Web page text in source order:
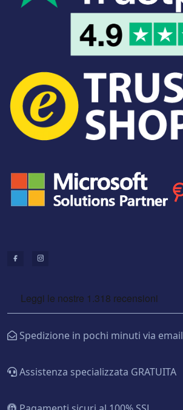
Spedizione in pochi minuti via email
Assistenza specializzata GRATUITA